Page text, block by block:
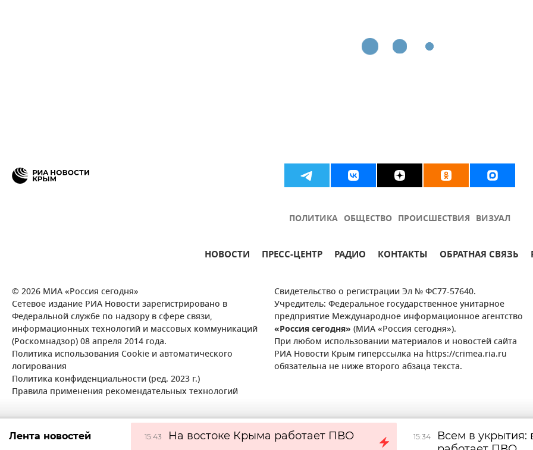
ПОЛИТИКА ОБЩЕСТВО ПРОИСШЕСТВИЯ ВИЗУАЛ
НОВОСТИ ПРЕСС-ЦЕНТР РАДИО КОНТАКТЫ ОБРАТНАЯ СВЯЗЬ
© 2026 МИА «Россия сегодня»
Сетевое издание РИА Новости зарегистрировано в
Федеральной службе по надзору в сфере связи,
информационных технологий и массовых коммуникаций
(Роскомнадзор) 08 апреля 2014 года.
Политика использования Cookie и автоматического
логирования
Политика конфиденциальности (ред. 2023 г.)
Правила применения рекомендательных технологий
Свидетельство о регистрации Эл № ФС77-57640.
Учредитель: Федеральное государственное унитарное
предприятие Международное информационное агентство
«Россия сегодня» (МИА «Россия сегодня»).
При любом использовании материалов и новостей сайта
РИА Новости Крым гиперссылка на https://crimea.ria.ru
обязательна не ниже второго абзаца текста.
15:43 На востоке Крыма работает ПВО 15:34
Всем в укрытия:
Лента новостей